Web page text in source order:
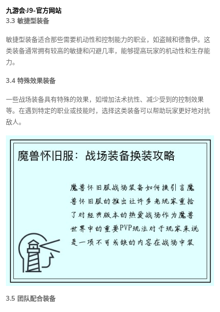
九游会·J9-官方网站
3.3 敏捷型装备
敏捷型装备适合那些需要机动性和控制能力的职业，如盗贼和德鲁伊。这
类装备通常拥有较高的敏捷和闪避几率，能够提高玩家的机动性和生存能
力。
3.4 特殊效果装备
一些战场装备具有特殊的效果，如增加法术抗性、减少受到的控制效果
等。在遇到特定的职业或技能时，选择这类装备可以帮助玩家更好地对抗
敌人。
3.5 团队配合装备